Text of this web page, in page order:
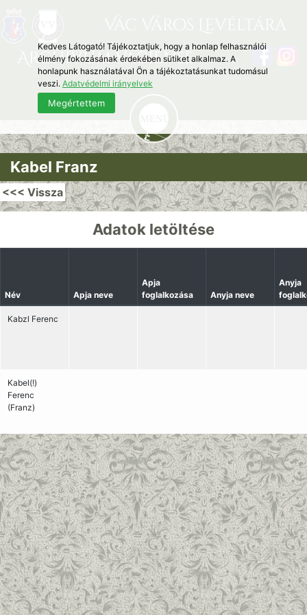
Archivum Vaciense
Kabel Franz
<<< Vissza
Adatok letöltése
Név Apja neve
Apja
foglalkozása
Anyja neve
Anyja
Kabzl Ferenc
Kabel(!)
Ferenc
(Franz)
Kedves Látogató! Tájékoztatjuk, hogy a honlap felhasználói
élmény fokozásának érdekében sütiket alkalmaz. A
honlapunk használatával Ön a tájékoztatásunkat tudomásul
veszi. Adatvédelmi irányelvek
Megértettem